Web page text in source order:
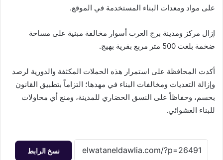
على مواد ومعدات البناء المستخدمة في الموقع.
إزال مركز ومدينة برج العرب أسوار مخالفة مبنية على مساحة
ضخمة بلغت 500 متر مربع بقرية بهيج.
أكدت المحافظة على استمرار هذه الحملات المكثفة والدورية لرصد
وإزالة التعديات ومخالفات البناء في مهدها؛ التزاماً بتطبيق القانون
بحسم، وحفاظاً على النسق الحضاري للمدينة، ومنع أي محاولات
للبناء العشوائي.
نسخ الرابط